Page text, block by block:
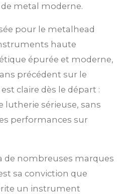
metal moderne.
pour le metalhead
haute
épurée et moderne,
précédent sur le
claire dès le départ :
lutherie sérieuse, sans
performances sur
de nombreuses marques
sa conviction que
un instrument